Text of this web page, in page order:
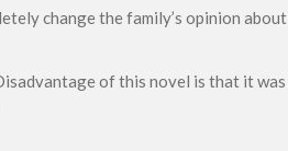
change the family’s opinion
of this novel is that it